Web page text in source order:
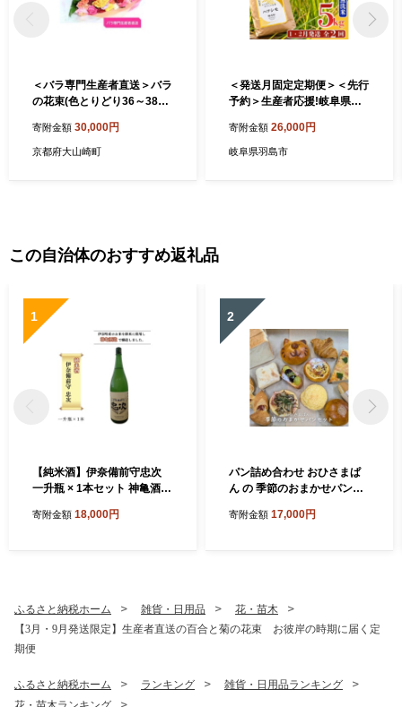
＜バラ専門生産者直送＞バラ
の花束(色とりどり36～38本)
寄附金額 30,000円
京都府大山崎町
＜発送月固定定期便＞＜先行
予約＞生産者応援!岐阜県産
月発送＞全2回【4073315】
寄附金額 26,000円
岐阜県羽島市
この自治体のおすすめ返礼品
1
【純米酒】伊奈備前守忠次
一升瓶 × 1本セット 神亀酒造
7年醸造
寄附金額 18,000円
2
パン詰め合わせ おひさまぱ
ん の 季節のおまかせパンセ
ン好きのための パンセット
寄附金額 17,000円
ふるさと納税ホーム 雑貨・日用品
花・苗木
【3月・9月発送限定】生産者直送の百合と菊の花束 お彼岸の時期に届く定
期便
ふるさと納税ホーム ランキング
雑貨・日用品ランキング